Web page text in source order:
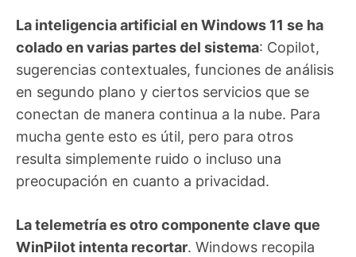
La inteligencia artificial en Windows 11 se ha
colado en varias partes del sistema: Copilot,
sugerencias contextuales, funciones de análisis
en segundo plano y ciertos servicios que se
conectan de manera continua a la nube. Para
mucha gente esto es útil, pero para otros
resulta simplemente ruido o incluso una
preocupación en cuanto a privacidad.
La telemetría es otro componente clave que
WinPilot intenta recortar. Windows recopila